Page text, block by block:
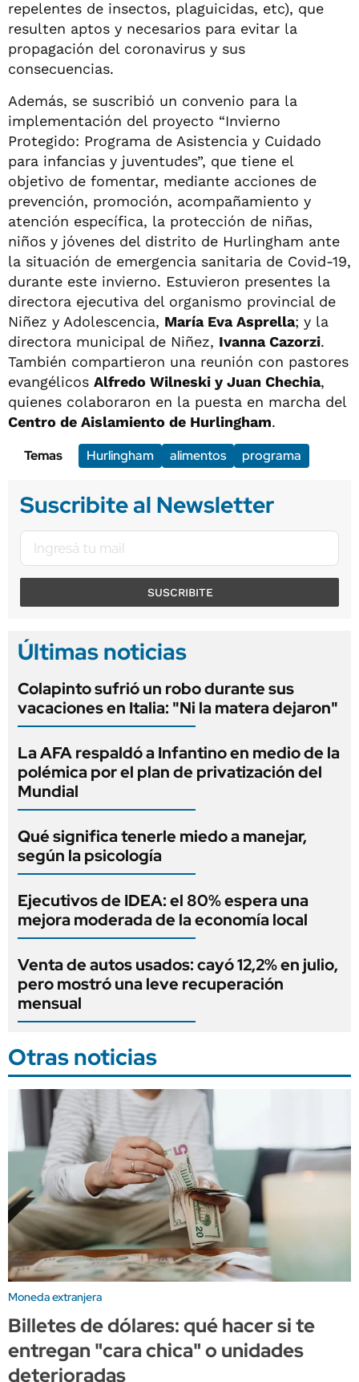
repelentes de insectos, plaguicidas, etc), que
resulten aptos y necesarios para evitar la
propagación del coronavirus y sus
consecuencias.
Además, se suscribió un convenio para la
implementación del proyecto “Invierno
Protegido: Programa de Asistencia y Cuidado
para infancias y juventudes”, que tiene el
objetivo de fomentar, mediante acciones de
prevención, promoción, acompañamiento y
atención específica, la protección de niñas,
niños y jóvenes del distrito de Hurlingham ante
la situación de emergencia sanitaria de Covid-19,
durante este invierno. Estuvieron presentes la
directora ejecutiva del organismo provincial de
Niñez y Adolescencia, María Eva Asprella; y la
directora municipal de Niñez, Ivanna Cazorzi.
También compartieron una reunión con pastores
evangélicos Alfredo Wilneski y Juan Chechia,
quienes colaboraron en la puesta en marcha del
Centro de Aislamiento de Hurlingham.
Temas
Hurlingham alimentos programa
Suscribite al Newsletter
SUSCRIBITE
Últimas noticias
Colapinto sufrió un robo durante sus
vacaciones en Italia: "Ni la matera dejaron"
La AFA respaldó a Infantino en medio de la
polémica por el plan de privatización del
Mundial
Qué significa tenerle miedo a manejar,
según la psicología
Ejecutivos de IDEA: el 80% espera una
mejora moderada de la economía local
Venta de autos usados: cayó 12,2% en julio,
pero mostró una leve recuperación
mensual
Otras noticias
Moneda extranjera
Billetes de dólares: qué hacer si te
entregan "cara chica" o unidades
deterioradas